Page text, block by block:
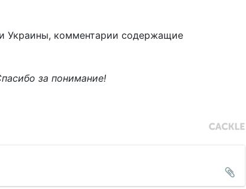
Украины, комментарии содержащие
за понимание!